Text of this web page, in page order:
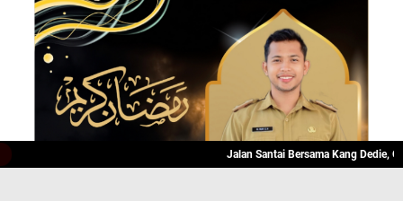
Jalan Santai Bersama Kang Dedie,